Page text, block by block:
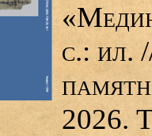
с.: ил.
2026.